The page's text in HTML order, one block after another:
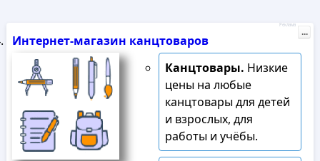
Интернет-магазин канцтоваров
Канцтовары. Низкие
цены на любые
канцтовары для детей
и взрослых, для
работы и учёбы.
Реклама
...